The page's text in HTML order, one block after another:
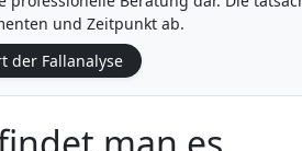
und Zeitpunkt ab.
der Fallanalyse